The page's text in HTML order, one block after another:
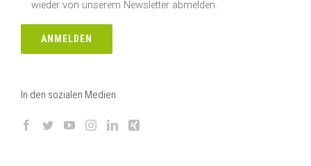
wieder von unserem Newsletter abmelden.
In den sozialen Medien